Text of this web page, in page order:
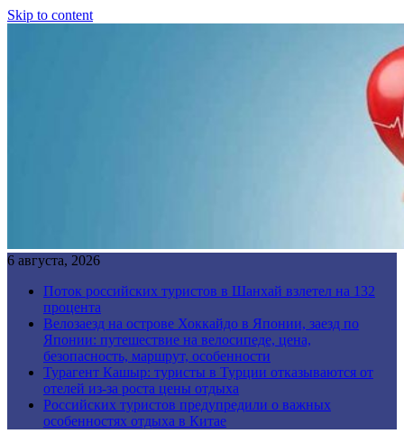
Skip to content
6 августа, 2026
Поток российских туристов в Шанхай взлетел на 132
процента
Велозаезд на острове Хоккайдо в Японии, заезд по
Японии: путешествие на велосипеде, цена,
безопасность, маршрут, особенности
Турагент Кашыр: туристы в Турции отказываются от
отелей из-за роста цены отдыха
Российских туристов предупредили о важных
особенностях отдыха в Китае